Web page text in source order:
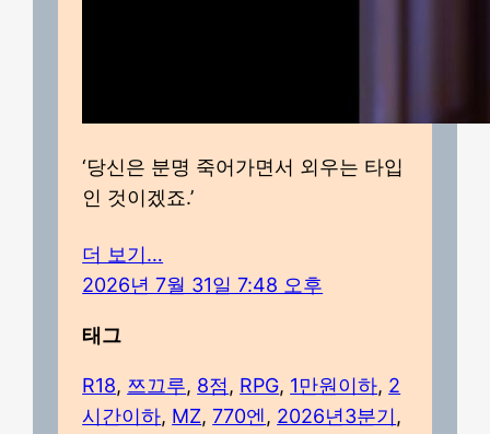
‘당신은 분명 죽어가면서 외우는 타입
인 것이겠죠.’
더 보기…
2026년 7월 31일 7:48 오후
태그
R18, 쯔끄루, 8점, RPG, 1만원이하, 2
시간이하, MZ, 770엔, 2026년3분기